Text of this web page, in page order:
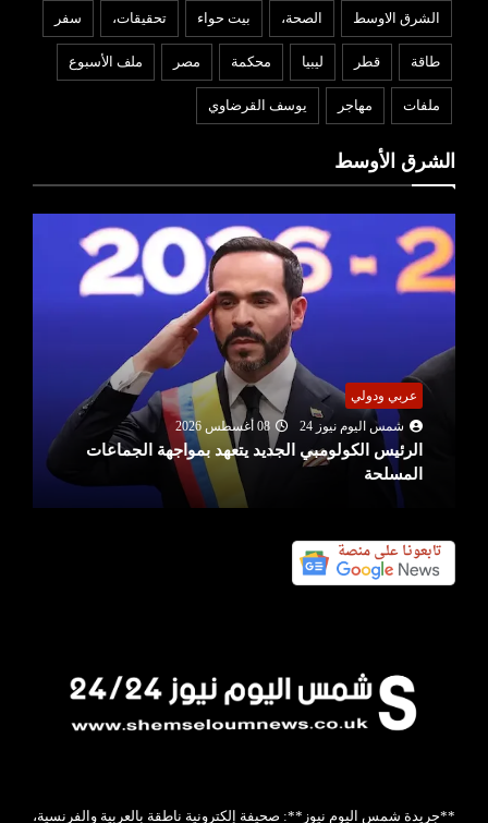
الشرق الاوسط الصحة، بيت حواء تحقيقات، سفر
طاقة قطر ليبيا محكمة مصر ملف الأسبوع
ملفات مهاجر يوسف القرضاوي
الشرق الأوسط
عربي ودولي
شمس اليوم نيوز 24
08 أغسطس 2026
الرئيس الكولومبي الجديد يتعهد بمواجهة الجماعات
المسلحة
**جريدة شمس اليوم نيوز**: صحيفة إلكترونية ناطقة بالعربية والفرنسية،